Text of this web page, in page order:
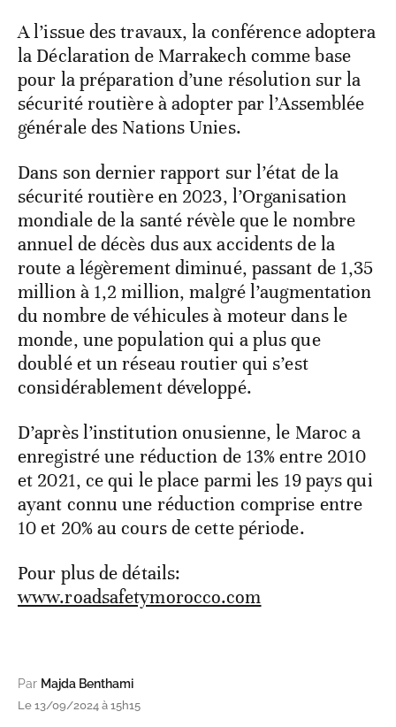
A l’issue des travaux, la conférence adoptera
la Déclaration de Marrakech comme base
pour la préparation d’une résolution sur la
sécurité routière à adopter par l’Assemblée
générale des Nations Unies.
Dans son dernier rapport sur l’état de la
sécurité routière en 2023, l’Organisation
mondiale de la santé révèle que le nombre
annuel de décès dus aux accidents de la
route a légèrement diminué, passant de 1,35
million à 1,2 million, malgré l’augmentation
du nombre de véhicules à moteur dans le
monde, une population qui a plus que
doublé et un réseau routier qui s’est
considérablement développé.
D’après l’institution onusienne, le Maroc a
enregistré une réduction de 13% entre 2010
et 2021, ce qui le place parmi les 19 pays qui
ayant connu une réduction comprise entre
10 et 20% au cours de cette période.
Pour plus de détails:
www.roadsafetymorocco.com
Par Majda Benthami
Le 13/09/2024 à 15h15